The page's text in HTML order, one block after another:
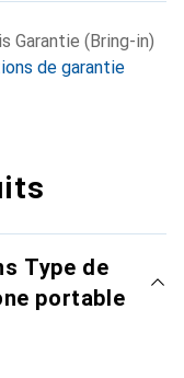
Garantie (Bring-in)
de garantie
Type de
portable